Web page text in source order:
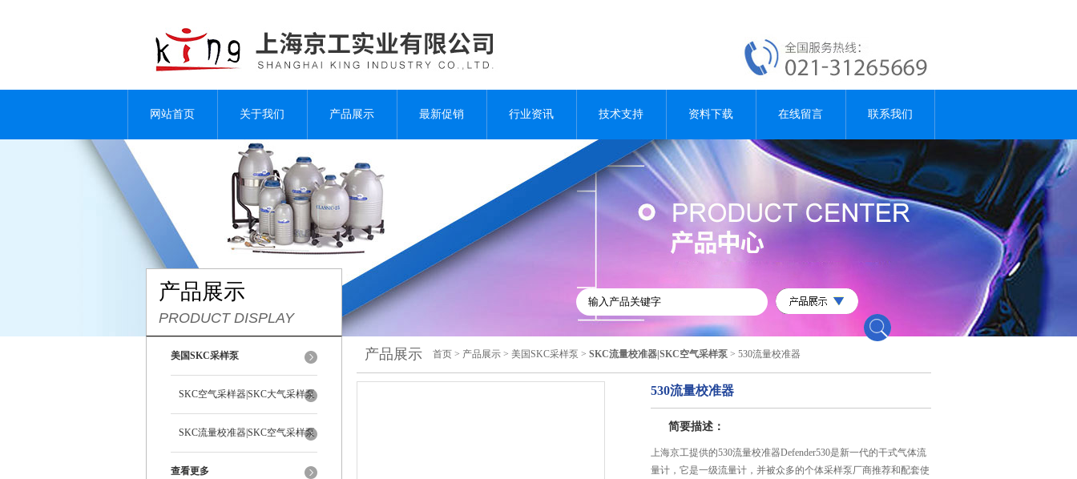
网站首页 关于我们 产品展示 最新促销 行业资讯 技术支持 资料下载 在线留言 联系我们
产品展示
PRODUCT DISPLAY
美国SKC采样泵
SKC空气采样器|SKC大气采样泵
SKC流量校准器|SKC空气采样泵
查看更多
产品展示 首页 > 产品展示 > 美国SKC采样泵 > SKC流量校准器|SKC空气采样泵 > 530流量校准器
530流量校准器
简要描述：
上海京工提供的530流量校准器Defender530是新一代的干式气体流
量计，它是一级流量计，并被众多的个体采样泵厂商推荐和配套使